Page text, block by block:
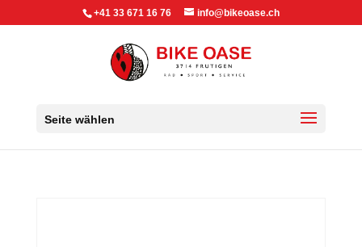
+41 33 671 16 76 info@bikeoase.ch
Seite wählen